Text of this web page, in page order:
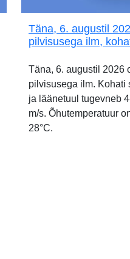
Täna, 6. augustil
pilvisusega ilm,
Täna, 6. augustil 2026
pilvisusega ilm. Kohati
ja läänetuul tugevneb
m/s. Õhutemperatuur
28°C.